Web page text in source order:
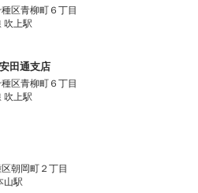
区青柳町６丁目
吹上駅
田通支店
区青柳町６丁目
吹上駅
朝岡町２丁目
山駅